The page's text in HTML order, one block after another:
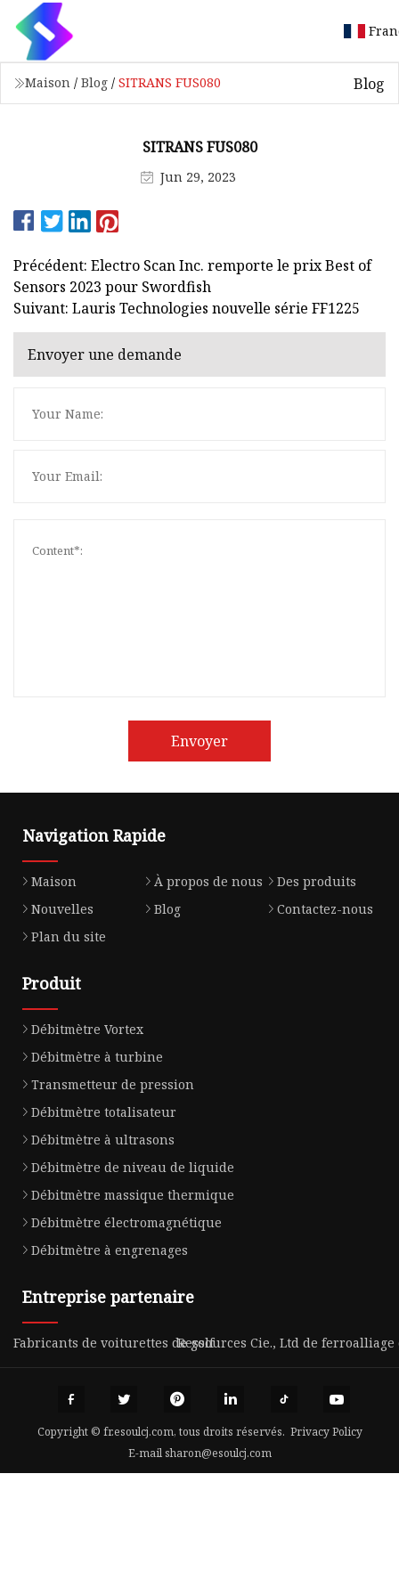
Maison / Blog / SITRANS FUS080 Blog
SITRANS FUS080
Jun 29, 2023
Précédent: Electro Scan Inc. remporte le prix Best of
Sensors 2023 pour Swordfish
Suivant: Lauris Technologies nouvelle série FF1225
Envoyer une demande
Envoyer
Navigation Rapide
Maison À propos de nous
Des produits
Nouvelles
Blog
Contactez-nous
Plan du site
Produit
Débitmètre Vortex
Débitmètre à turbine
Transmetteur de pression
Débitmètre totalisateur
Débitmètre à ultrasons
Débitmètre de niveau de liquide
Débitmètre massique thermique
Débitmètre électromagnétique
Débitmètre à engrenages
Entreprise partenaire
Fabricants de voiturettes de golfRessources Cie., Ltd de
Copyright © fr.esoulcj.com, tous droits réservés. Privacy Policy
E-mail sharon@esoulcj.com